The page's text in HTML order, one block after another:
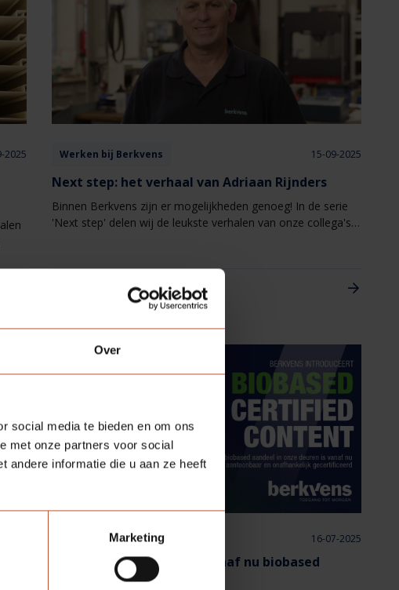
Over
social media te bieden en om ons
met onze partners voor social
andere informatie die u aan ze heeft
Marketing
2025 Werken bij Berkvens 15-09-2025
Next step: het verhaal van Adriaan Rijnders
Binnen Berkvens zijn er mogelijkheden genoeg! In de serie
'Next step' delen wij de leukste verhalen van onze collega's
Rijnders!
16-07-2025
Berkvens binnendeuren vanaf nu biobased
gecertificeerd